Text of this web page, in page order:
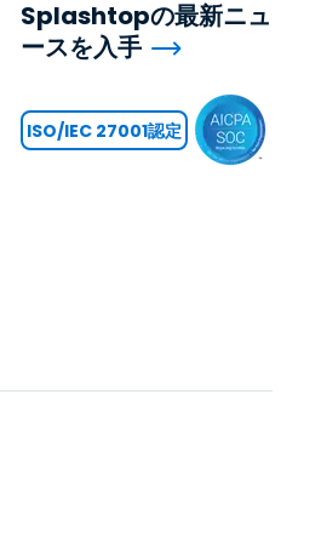
Splashtopの最新ニュ
ースを入手
ISO/IEC 27001認定